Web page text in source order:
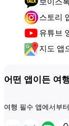
보이스
스토리
유튜브
지도 앱
어떤 앱이든 여
여행 필수 앱에서부